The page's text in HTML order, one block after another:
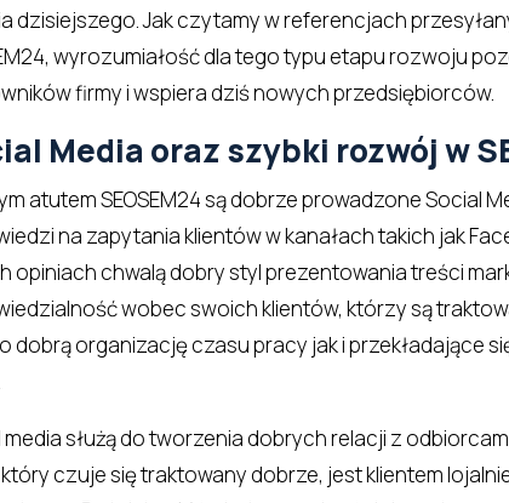
dzisiejszego. Jak czytamy w referencjach
wyrozumiałość dla tego typu etapu rozwoju
firmy i wspiera dziś nowych przedsiębiorców.
Media oraz szybki rozwój w
atutem SEOSEM24 są dobrze prowadzone Social
na zapytania klientów w kanałach takich jak
opiniach chwalą dobry styl prezentowania treści
wobec swoich klientów, którzy są
dobrą organizację czasu pracy jak i przekładające
media służą do tworzenia dobrych relacji z
czuje się traktowany dobrze, jest klientem